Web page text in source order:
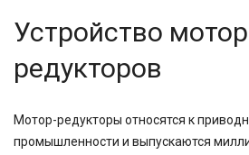
Устройство мотор
редукторов
Мотор-редукторы относятся к
промышленности и выпускаются